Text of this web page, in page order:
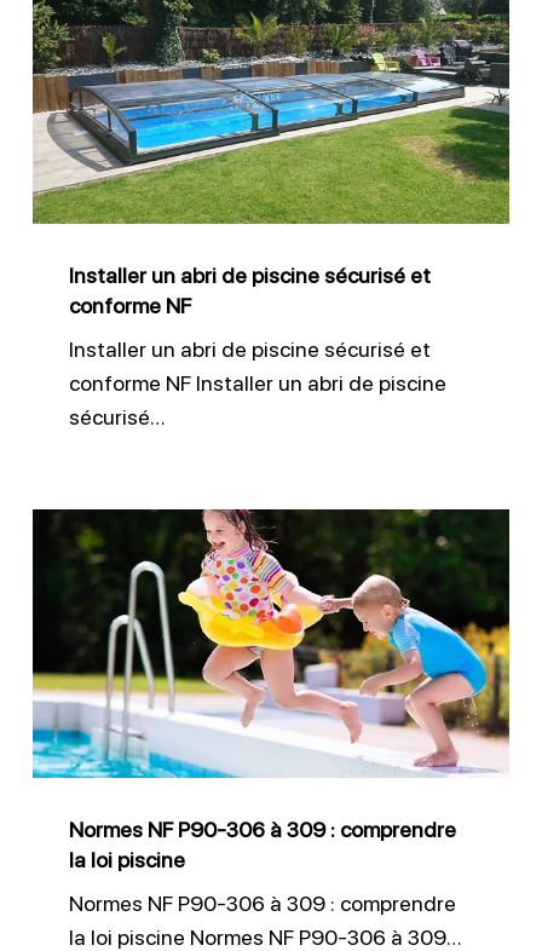
un
abri
de
piscine
sécurisé
et
Installer un abri de piscine sécurisé et
conforme NF
Installer un abri de piscine sécurisé et
conforme NF Installer un abri de piscine
sécurisé…
Normes
à
309
:
piscine
Normes NF P90-306 à 309 : comprendre
la loi piscine
Normes NF P90-306 à 309 : comprendre
la loi piscine Normes NF P90-306 à 309…